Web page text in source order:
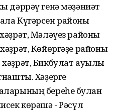
дәррәү генә мәҙәниәт
Күгәрсен районы
Мәләүез районы
Көйөргәҙе районы
Бикбулат ауылы
Хәҙерге
береһе булған
көрәшә - Рәсүл